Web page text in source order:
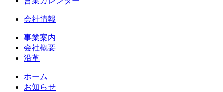
会社情報
事業案内
会社概要
沿革
ホーム
お知らせ